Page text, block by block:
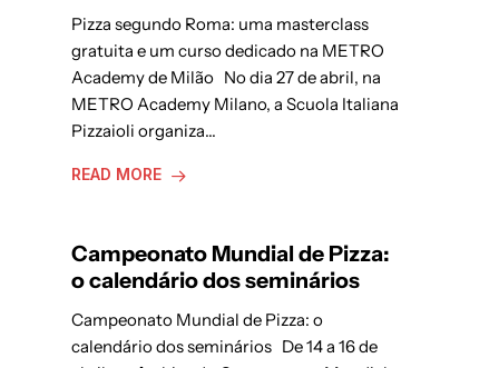
Pizza segundo Roma: uma masterclass
gratuita e um curso dedicado na METRO
Academy de Milão No dia 27 de abril, na
METRO Academy Milano, a Scuola Italiana
Pizzaioli organiza…
READ MORE
Campeonato Mundial de Pizza:
o calendário dos seminários
Campeonato Mundial de Pizza: o
calendário dos seminários De 14 a 16 de